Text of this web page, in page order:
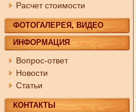
Расчет стоимости
ФОТОГАЛЕРЕЯ, ВИДЕО
ИНФОРМАЦИЯ
Вопрос-ответ
Новости
Статьи
КОНТАКТЫ